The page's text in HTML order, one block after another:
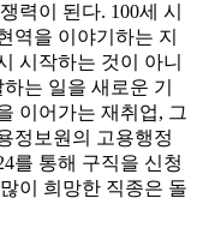
력이 된다. 100세 시
역을 이야기하는 지
시작하는 것이 아니
는 일을 새로운 기
이어가는 재취업, 그
정보원의 고용행정
를 통해 구직을 신청
이 희망한 직종은 돌